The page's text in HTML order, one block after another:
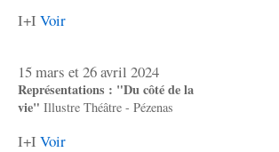
I+I Voir
15 mars et 26 avril 2024
Représentations : "Du côté de la
vie" Illustre Théâtre - Pézenas
I+I Voir